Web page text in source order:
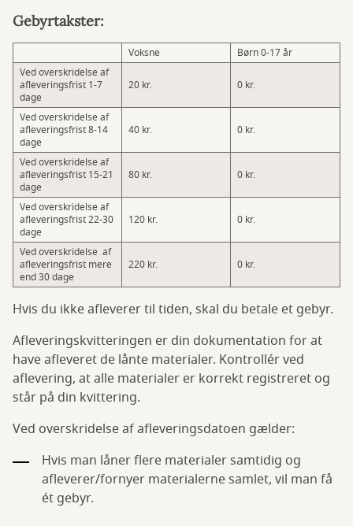
Gebyrtakster:
Voksne
Børn 0-17 år
Ved overskridelse af
afleveringsfrist 1-7
dage
20 kr. 0 kr.
Ved overskridelse af
afleveringsfrist 8-14
dage
40 kr. 0 kr.
Ved overskridelse af
afleveringsfrist 15-21
dage
80 kr. 0 kr.
Ved overskridelse af
afleveringsfrist 22-30
dage
120 kr. 0 kr.
Ved overskridelse af
afleveringsfrist mere
end 30 dage
220 kr. 0 kr.
Hvis du ikke afleverer til tiden, skal du betale et gebyr.
Afleveringskvitteringen er din dokumentation for at
have afleveret de lånte materialer. Kontrollér ved
aflevering, at alle materialer er korrekt registreret og
står på din kvittering.
Ved overskridelse af afleveringsdatoen gælder:
Hvis man låner flere materialer samtidig og
afleverer/fornyer materialerne samlet, vil man få
ét gebyr.